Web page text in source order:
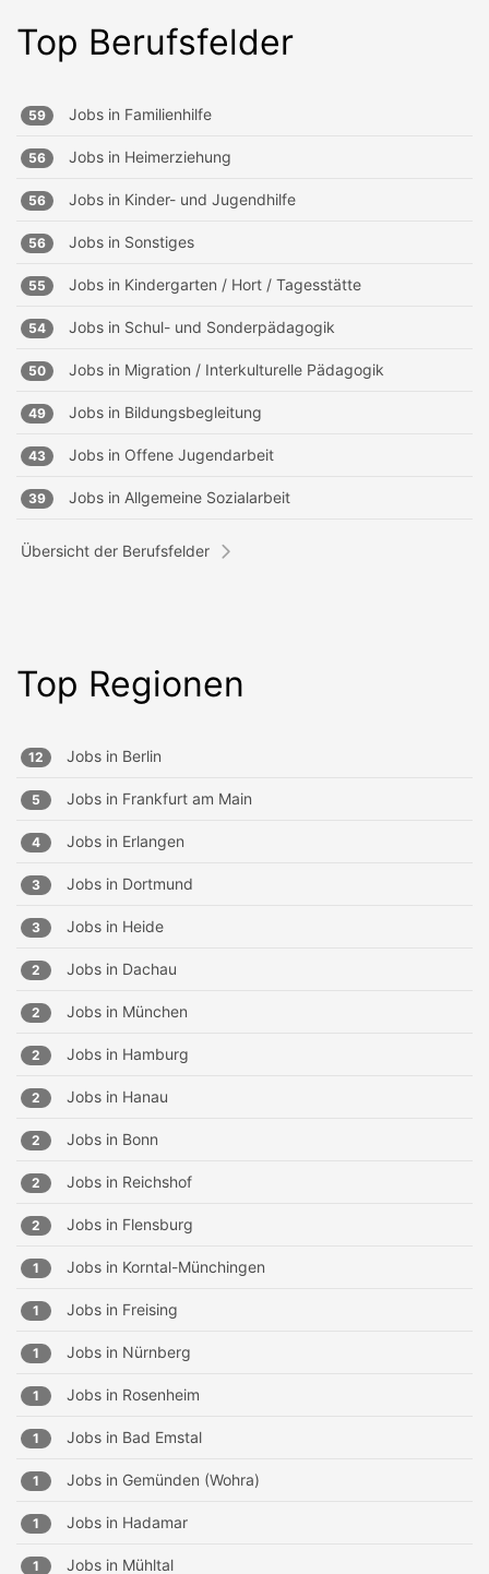
Top Berufsfelder
59 Jobs in Familienhilfe
56 Jobs in Heimerziehung
56 Jobs in Kinder- und Jugendhilfe
56 Jobs in Sonstiges
55 Jobs in Kindergarten / Hort / Tagesstätte
54 Jobs in Schul- und Sonderpädagogik
50 Jobs in Migration / Interkulturelle Pädagogik
49 Jobs in Bildungsbegleitung
43 Jobs in Offene Jugendarbeit
39 Jobs in Allgemeine Sozialarbeit
Übersicht der Berufsfelder
Top Regionen
12 Jobs in Berlin
5 Jobs in Frankfurt am Main
4 Jobs in Erlangen
3 Jobs in Dortmund
3 Jobs in Heide
2 Jobs in Dachau
2 Jobs in München
2 Jobs in Hamburg
2 Jobs in Hanau
2 Jobs in Bonn
2 Jobs in Reichshof
2 Jobs in Flensburg
1 Jobs in Korntal-Münchingen
1 Jobs in Freising
1 Jobs in Nürnberg
1 Jobs in Rosenheim
1 Jobs in Bad Emstal
1 Jobs in Gemünden (Wohra)
1 Jobs in Hadamar
1 Jobs in Mühltal